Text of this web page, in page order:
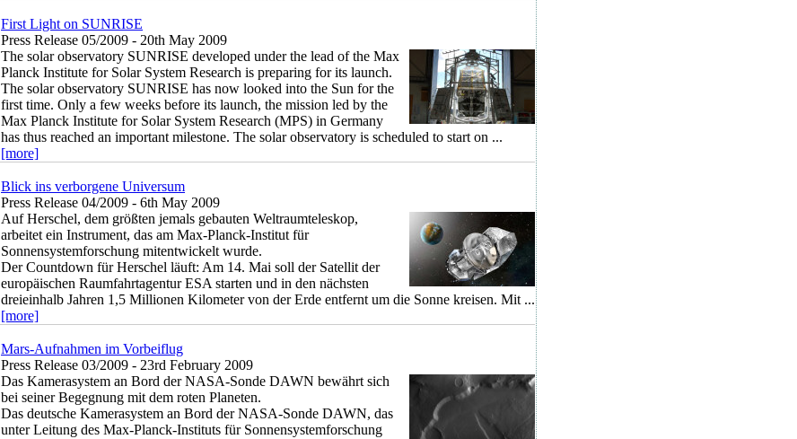
First Light on SUNRISE
Press Release 05/2009 - 20th May 2009
The solar observatory SUNRISE developed under the lead of the Max
Planck Institute for Solar System Research is preparing for its launch.
The solar observatory SUNRISE has now looked into the Sun for the
first time. Only a few weeks before its launch, the mission led by the
Max Planck Institute for Solar System Research (MPS) in Germany
has thus reached an important milestone. The solar observatory is scheduled to start on ...
[more]
Blick ins verborgene Universum
Press Release 04/2009 - 6th May 2009
Auf Herschel, dem größten jemals gebauten Weltraumteleskop,
arbeitet ein Instrument, das am Max-Planck-Institut für
Sonnensystemforschung mitentwickelt wurde.
Der Countdown für Herschel läuft: Am 14. Mai soll der Satellit der
europäischen Raumfahrtagentur ESA starten und in den nächsten
dreieinhalb Jahren 1,5 Millionen Kilometer von der Erde entfernt um die Sonne kreisen. Mit ...
[more]
Mars-Aufnahmen im Vorbeiflug
Press Release 03/2009 - 23rd February 2009
Das Kamerasystem an Bord der NASA-Sonde DAWN bewährt sich
bei seiner Begegnung mit dem roten Planeten.
Das deutsche Kamerasystem an Bord der NASA-Sonde DAWN, das
unter Leitung des Max-Planck-Instituts für Sonnensystemforschung